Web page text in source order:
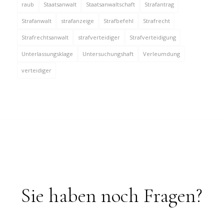
raub Staatsanwalt Staatsanwaltschaft Strafantrag
Strafanwalt strafanzeige Strafbefehl Strafrecht
Strafrechtsanwalt strafverteidiger Strafverteidigung
Unterlassungsklage Untersuchungshaft Verleumdung
verteidiger
Sie haben noch Fragen?